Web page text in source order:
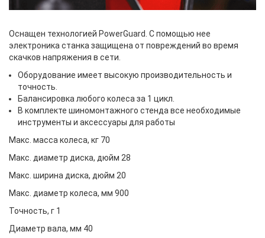
Оснащен технологией PowerGuard. С помощью нее
электроника станка защищена от повреждений во время
скачков напряжения в сети.
Оборудование имеет высокую производительность и
точность.
Балансировка любого колеса за 1 цикл.
В комплекте шиномонтажного стенда все необходимые
инструменты и аксессуары для работы
Макс. масса колеса, кг 70
Макс. диаметр диска, дюйм 28
Макс. ширина диска, дюйм 20
Макс. диаметр колеса, мм 900
Точность, г 1
Диаметр вала, мм 40